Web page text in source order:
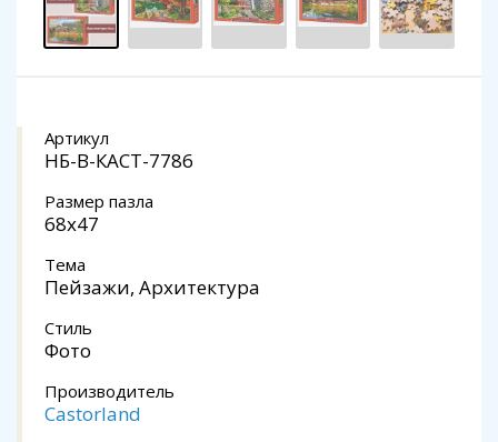
Артикул
НБ-В-КАСТ-7786
Размер пазла
68x47
Тема
Пейзажи, Архитектура
Стиль
Фото
Производитель
Castorland